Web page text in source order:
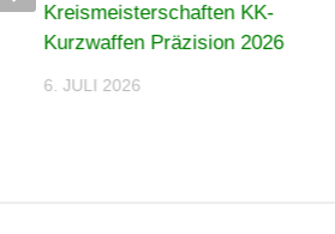
Kreismeisterschaften KK-
Kurzwaffen Präzision 2026
6. JULI 2026